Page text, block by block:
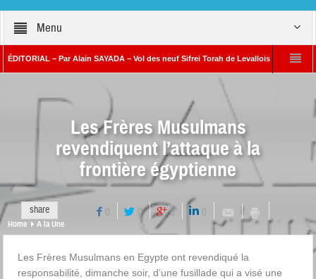
Menu
– Par Alain SAYADA – Vol des neuf Sifrei Torah de Levallois : jusqu’à quand
Benjamin Netanyahou à l’Iran : « Si vous nous attaquez, notre
Les Frères Musulmans
revendiquent l’attaque à la
frontière égyptienne
share 0 0 0 0
Home A la Une
Les Frères Musulmans en Egypte ont revendiqué la
responsabilité, dimanche soir, d’une fusillade qui a visé une